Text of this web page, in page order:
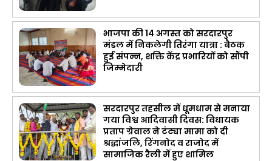
भाजपा की 14 अगस्त को सरदारपुर
मंडल में निकलेगी तिरंगा यात्रा : बैठक
हुई संपन्न, शक्ति केंद्र प्रभारियों को सौंपी
जिम्मेदारी
सरदारपुर तहसील में धूमधाम से मनाया
गया विश्व आदिवासी दिवस: विधायक
प्रताप ग्रेवाल ने टंट्या मामा को दी
श्रद्धांजलि, रिंगनोद व राजोद में
सामाजिक रैली में हुए शामिल